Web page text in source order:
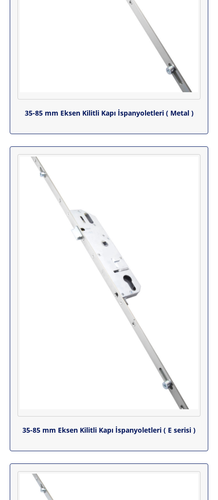
35-85 mm Eksen Kilitli Kapı İspanyoletleri ( Metal )
35-85 mm Eksen Kilitli Kapı İspanyoletleri ( E serisi )